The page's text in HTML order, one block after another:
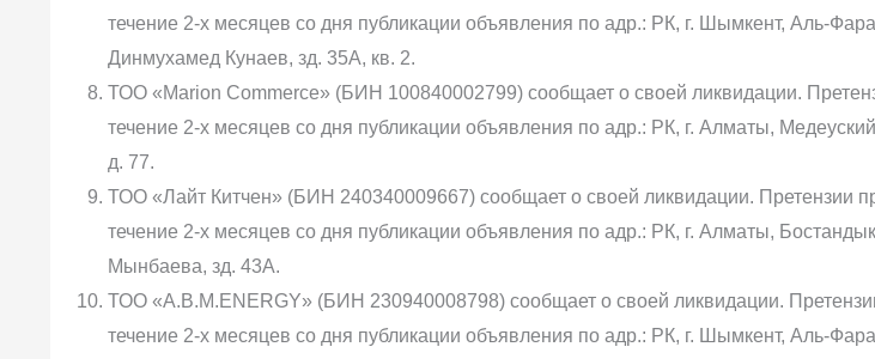
течение 2-х месяцев со дня публикации объявления по адр.: РК, г. Шымкент, Аль-
Динмухамед Кунаев, зд. 35А, кв. 2.
ТОО «Marion Commerce» (БИН 100840002799) сообщает о своей ликвидации.
течение 2-х месяцев со дня публикации объявления по адр.: РК, г. Алматы,
д. 77.
ТОО «Лайт Китчен» (БИН 240340009667) сообщает о своей ликвидации. Претензии
течение 2-х месяцев со дня публикации объявления по адр.: РК, г. Алматы,
Мынбаева, зд. 43А.
ТОО «A.B.M.ENERGY» (БИН 230940008798) сообщает о своей ликвидации.
течение 2-х месяцев со дня публикации объявления по адр.: РК, г. Шымкент, Аль-